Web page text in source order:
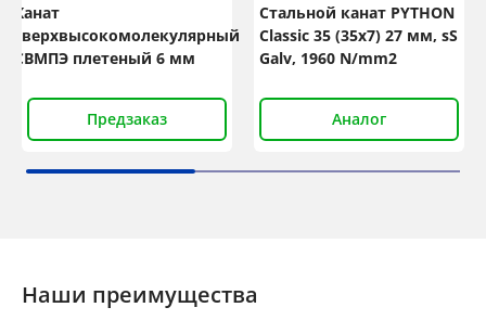
Канат
сверхвысокомолекулярный
СВМПЭ плетеный 6 мм
Предзаказ
Стальной канат PYTHON
Classic 35 (35x7) 27 мм, sS
Galv, 1960 N/mm2
Аналог
Наши преимущества